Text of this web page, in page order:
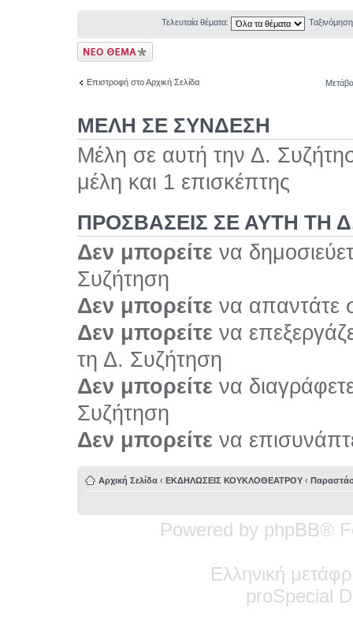
Τελευταία θέματα:
Δημιουργία νέου
θέματος
Επιστροφή στο Αρχική Σελίδα
ΜΕΛΗ ΣΕ ΣΥΝΔΕΣΗ
Μέλη σε αυτή την Δ.
μέλη και 1 επισκέπτης
ΠΡΟΣΒΆΣΕΙΣ ΣΕ ΑΥΤΉ ΤΗ
Δεν μπορείτε να
Συζήτηση
Δεν μπορείτε να απαντάτε
Δεν μπορείτε να
τη Δ. Συζήτηση
Δεν μπορείτε να
Συζήτηση
Δεν μπορείτε να
Αρχική Σελίδα ‹ ΕΚΔΗΛΩΣΕΙΣ ΚΟΥΚΛΟΘΕΑΤΡΟΥ ‹
Powered by phpBB®
Ελληνική
proSpecial